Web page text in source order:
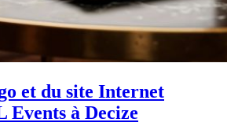
et du site Internet
à Decize